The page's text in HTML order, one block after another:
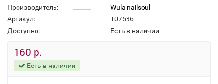
Производитель:
Wula nailsoul
Артикул:
107536
Доступно:
Есть в наличии
160 р.
Есть в наличии